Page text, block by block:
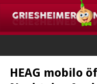
HEAG mobilo